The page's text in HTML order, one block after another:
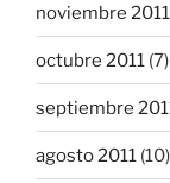
noviembre 2011
octubre 2011 (7)
septiembre
agosto 2011 (10)